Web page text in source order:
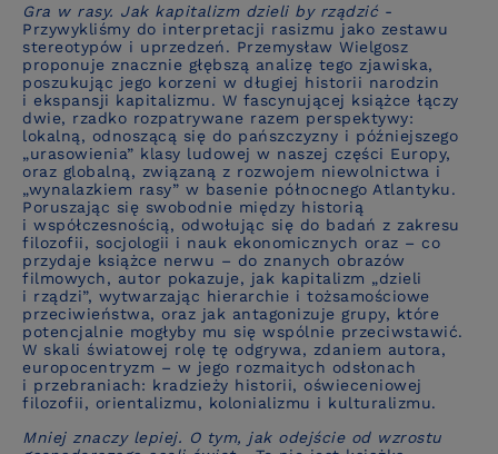
Gra w rasy. Jak kapitalizm dzieli by rządzić-
Przywykliśmy do interpretacji rasizmu jako zestawu
stereotypów i uprzedzeń. Przemysław Wielgosz
proponuje znacznie głębszą analizę tego zjawiska,
poszukując jego korzeni w długiej historii narodzin
i ekspansji kapitalizmu. W fascynującej książce łączy
dwie, rzadko rozpatrywane razem perspektywy:
lokalną, odnoszącą się do pańszczyzny i późniejszego
„urasowienia” klasy ludowej w naszej części Europy,
oraz globalną, związaną z rozwojem niewolnictwa i
„wynalazkiem rasy” w basenie północnego Atlantyku.
Poruszając się swobodnie między historią
i współczesnością, odwołując się do badań z zakresu
filozofii, socjologii i nauk ekonomicznych oraz – co
przydaje książce nerwu – do znanych obrazów
filmowych, autor pokazuje, jak kapitalizm „dzieli
i rządzi”, wytwarzając hierarchie i tożsamościowe
przeciwieństwa, oraz jak antagonizuje grupy, które
potencjalnie mogłyby mu się wspólnie przeciwstawić.
W skali światowej rolę tę odgrywa, zdaniem autora,
europocentryzm – w jego rozmaitych odsłonach
i przebraniach: kradzieży historii, oświeceniowej
filozofii, orientalizmu, kolonializmu i kulturalizmu.
Mniej znaczy lepiej. O tym, jak odejście od wzrostu